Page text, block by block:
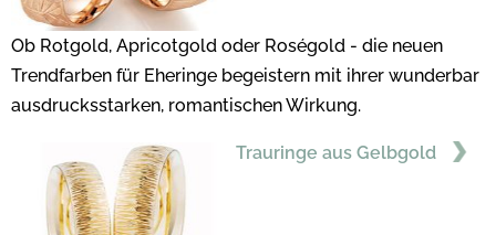
Ob Rotgold, Apricotgold oder Roségold - die neuen
Trendfarben für Eheringe begeistern mit ihrer wunderbar
ausdrucksstarken, romantischen Wirkung.
Trauringe aus Gelbgold